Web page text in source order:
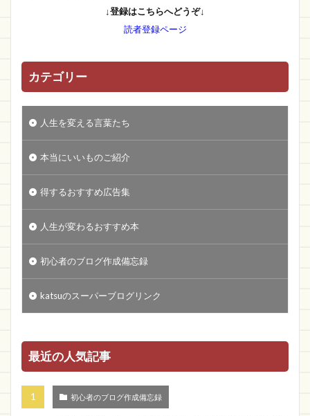
↓登録はこちらへどうぞ↓
読者登録ページ
カテゴリー
人生を変える言葉たち
本当にいいものご紹介
得するおすすめ広告集
人生が変わるおすすめ本
初心者のブログ作成備忘録
katsuのスーパーブログリンク
最近の人気記事
初心者のブログ作成備忘録